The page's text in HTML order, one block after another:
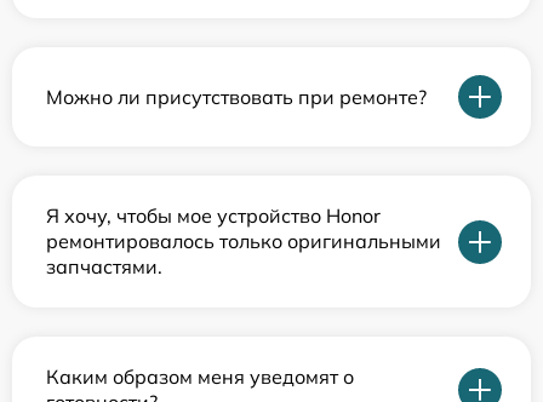
Можно ли присутствовать при ремонте?
Я хочу, чтобы мое устройство Honor
ремонтировалось только оригинальными
запчастями.
Каким образом меня уведомят о